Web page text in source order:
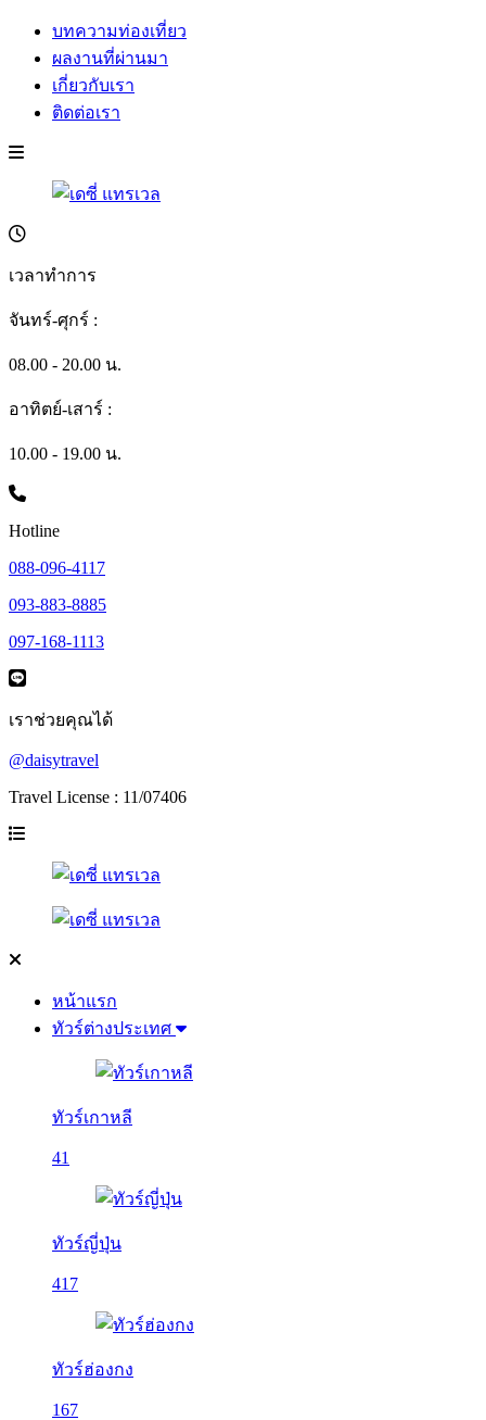
บทความท่องเที่ยว
ผลงานที่ผ่านมา
เกี่ยวกับเรา
ติดต่อเรา
เวลาทำการ
จันทร์-ศุกร์ :
08.00 - 20.00 น.
อาทิตย์-เสาร์ :
10.00 - 19.00 น.
Hotline
088-096-4117
093-883-8885
097-168-1113
เราช่วยคุณได้
@daisytravel
Travel License : 11/07406
หน้าแรก
ทัวร์ต่างประเทศ
ทัวร์เกาหลี
41
ทัวร์ญี่ปุ่น
417
ทัวร์ฮ่องกง
167